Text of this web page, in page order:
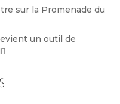
sur la Promenade du
un outil de